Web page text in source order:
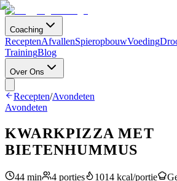
Coaching
ReceptenAfvallenSpieropbouwVoeding
TrainingBlog
Over Ons
Recepten/Avondeten
Avondeten
KWARKPIZZA MET
BIETENHUMMUS
44 min 4 porties 1014 kcal/portie